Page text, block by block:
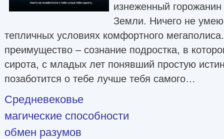
изнеженный
Земли. Ничего не
тепличных условиях комфортного
преимущество – сознание подростка, в
сирота, с младых лет понявший простую
позаботится о тебе лучше тебя самого…
Средневековье
магические способности
обмен разумов